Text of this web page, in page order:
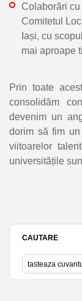
Colaborări
Comitetul
Iași, cu
mai aproape
Prin toate
consolidăm
devenim un
dorim să fim
viitoarelor
universitățile
CAUTARE